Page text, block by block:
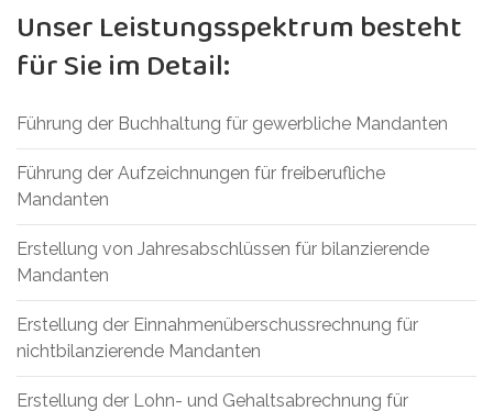
Unser Leistungsspektrum besteht
für Sie im Detail:
Führung der Buchhaltung für gewerbliche Mandanten
Führung der Aufzeichnungen für freiberufliche
Mandanten
Erstellung von Jahresabschlüssen für bilanzierende
Mandanten
Erstellung der Einnahmenüberschussrechnung für
nichtbilanzierende Mandanten
Erstellung der Lohn- und Gehaltsabrechnung für